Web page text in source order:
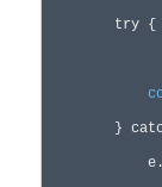
        try {
}